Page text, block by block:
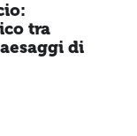
tra
di